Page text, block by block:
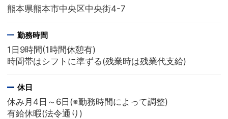
熊本県熊本市中央区中央街4-7
勤務時間
1日9時間(1時間休憩有)
時間帯はシフトに準ずる(残業時は残業代支給)
休日
休み月4日～6日(※勤務時間によって調整)
有給休暇(法令通り)